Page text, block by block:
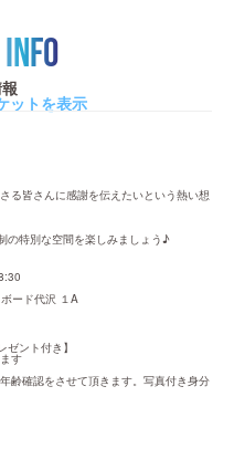
ットを表示
る皆さんに感謝を伝えたいという熱い想
の特別な空間を楽しみましょう♪
ード代沢 １A
ント付き】
す
齢確認をさせて頂きます。写真付き身分